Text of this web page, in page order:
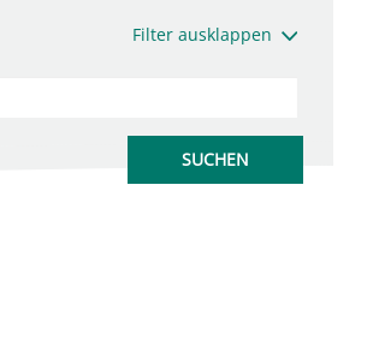
Filter ausklappen